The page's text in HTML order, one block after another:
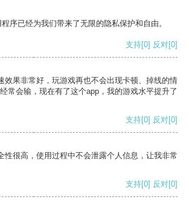
序已经为我们带来了无限的隐私保护和自由。
支持[0] 反对[0]
效果非常好，玩游戏再也不会出现卡顿、掉线的情
常会输，现在有了这个app，我的游戏水平提升了
支持[0] 反对[0]
性很高，使用过程中不会泄露个人信息，让我非常
支持[0] 反对[0]